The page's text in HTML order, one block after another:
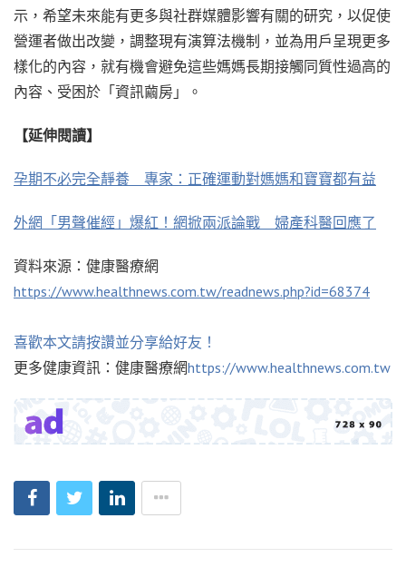
示，希望未來能有更多與社群媒體影響有關的研究，以促使
營運者做出改變，調整現有演算法機制，並為用戶呈現更多
樣化的內容，就有機會避免這些媽媽長期接觸同質性過高的
內容、受困於「資訊繭房」。
【延伸閱讀】
孕期不必完全靜養 專家：正確運動對媽媽和寶寶都有益
外網「男聲催經」爆紅！網掀兩派論戰 婦產科醫回應了
資料來源：健康醫療網
https://www.healthnews.com.tw/readnews.php?id=68374
喜歡本文請按讚並分享給好友！
更多健康資訊：健康醫療網https://www.healthnews.com.tw